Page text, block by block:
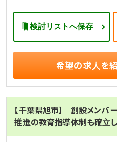
検討リストへ保存
希望の求人を
【千葉県旭市】 創設メンバ
推進の教育指導体制も確立